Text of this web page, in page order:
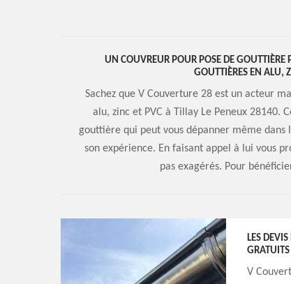
UN COUVREUR POUR POSE DE GOUTTIÈRE
GOUTTIÈRES EN ALU,
Sachez que V Couverture 28 est un acteur
alu, zinc et PVC à Tillay Le Peneux 28140.
gouttière qui peut vous dépanner même
son expérience. En faisant appel à lui vous
pas exagérés. Pour
LES
GRATUITS
V